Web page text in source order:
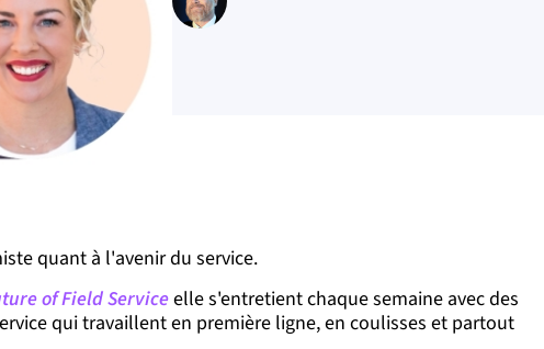
quant à l'avenir du service.
of Field Serviceelle s'entretient chaque semaine avec des
qui travaillent en première ligne, en coulisses et partout